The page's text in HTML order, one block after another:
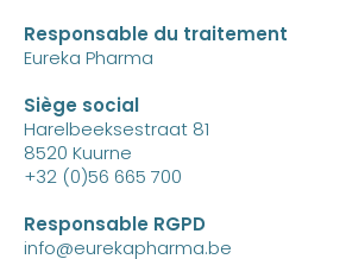
Responsable du traitement
Eureka Pharma
Siège social
Harelbeeksestraat 81
8520 Kuurne
+32 (0)56 665 700
Responsable RGPD
info@eurekapharma.be